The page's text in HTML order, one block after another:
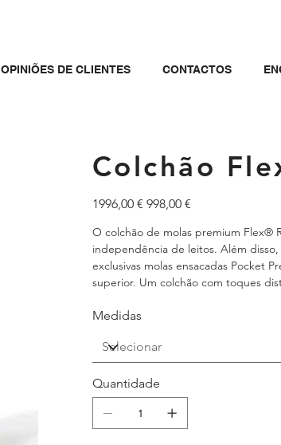
OPINIÕES DE CLIENTES CONTACTOS
Colchão
Preço
original
1996,00 € Preço
promocional
998,00 €
O colchão de molas premium Flex®
independência de leitos. Além
exclusivas molas ensacadas Pocket
superior. Um colchão com toques
Medidas
Quantidade